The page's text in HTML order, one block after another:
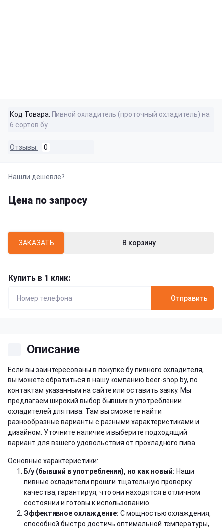
Код Товара: Пивной охладитель (проточный охладитель) на
6 сортов бу
Отзывы: 0
Нашли дешевле?
Цена по запросу
ЗАКАЗАТЬ В корзину
Купить в 1 клик:
Отправить
Описание
Если вы заинтересованы в покупке бу пивного охладителя,
вы можете обратиться в нашу компанию beer-shop.by, по
контактам указанным на сайте или оставить заяку. Мы
предлагаем широкий выбор бывших в употреблении
охладителей для пива. Там вы сможете найти
разнообразные варианты с разными характеристиками и
дизайном. Уточните наличие и выберите подходящий
вариант для вашего удовольствия от прохладного пива.
Основные характеристики:
Б/у (бывший в употреблении), но как новый: Наши
пивные охладители прошли тщательную проверку
качества, гарантируя, что они находятся в отличном
состоянии и готовы к использованию.
Эффективное охлаждение: С мощностью охлаждения,
способной быстро достичь оптимальной температуры,